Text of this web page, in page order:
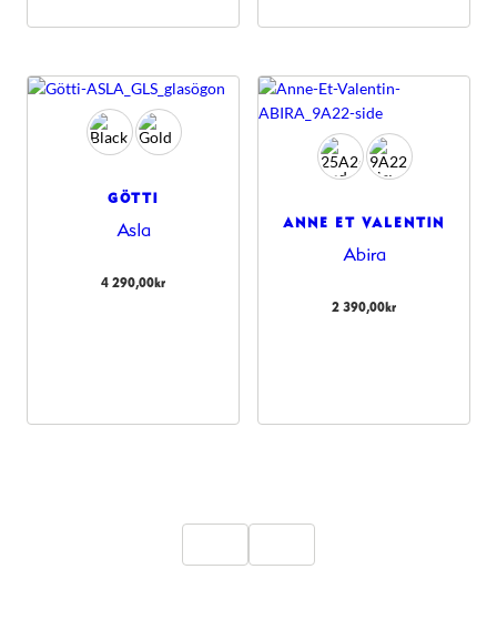
GÖTTI
Asla
4 290,00kr
ANNE ET VALENTIN
Abira
2 390,00kr